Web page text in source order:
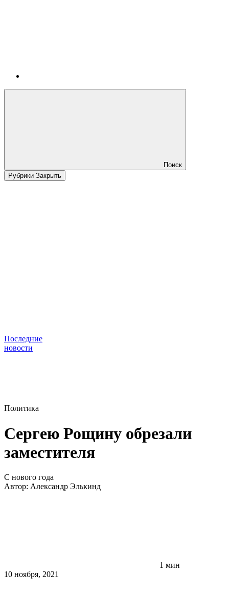
Поиск
Рубрики Закрыть
Последние
новости
Политика
Сергею Рощину обрезали
заместителя
С нового года
Автор: Александр Элькинд
1 мин
10 ноября, 2021